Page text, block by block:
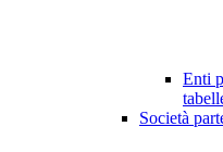
Enti
Società